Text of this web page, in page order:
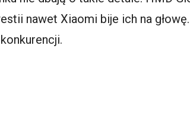
nawet Xiaomi bije ich na